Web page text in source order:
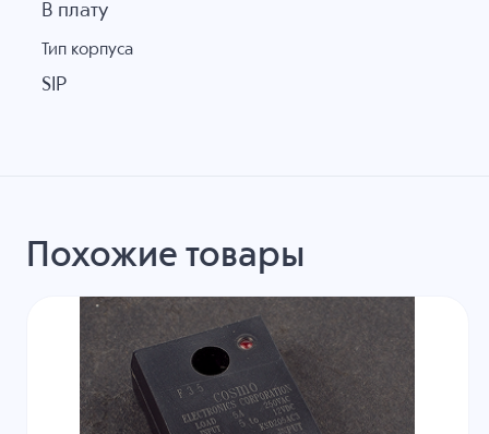
В плату
Тип корпуса
SIP
Похожие товары